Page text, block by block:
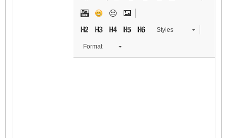
Styles
Format